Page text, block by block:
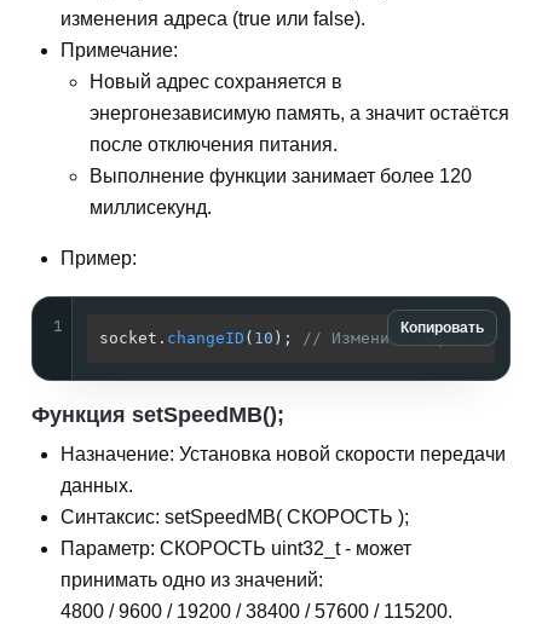
изменения адреса (true или false).
Примечание:
Новый адрес сохраняется в
энергонезависимую память, а значит остаётся
после отключения питания.
Выполнение функции занимает более 120
миллисекунд.
Пример:
Копировать
1
socket. changeID ( 10 ); // Изменить адрес
Функция setSpeedMB();
Назначение: Установка новой скорости передачи
данных.
Синтаксис: setSpeedMB( СКОРОСТЬ );
Параметр: СКОРОСТЬ uint32_t - может
принимать одно из значений:
4800 / 9600 / 19200 / 38400 / 57600 / 115200.